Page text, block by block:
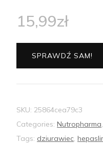
15,99zł
SPRAWDŹ SAM!
SKU: 25864cea79c3
Categories: Nutropharma,
Tags: dziurawiec,